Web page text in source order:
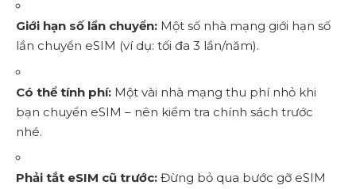
Giới hạn số lần chuyển: Một số nhà mạng giới hạn số
lần chuyển eSIM (ví dụ: tối đa 3 lần/năm).
Có thể tính phí: Một vài nhà mạng thu phí nhỏ khi
bạn chuyển eSIM – nên kiểm tra chính sách trước
nhé.
Phải tắt eSIM cũ trước: Đừng bỏ qua bước gỡ eSIM